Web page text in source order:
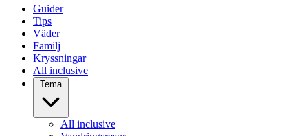
Guider
Tips
Väder
Familj
Kryssningar
All inclusive
Tema
All inclusive